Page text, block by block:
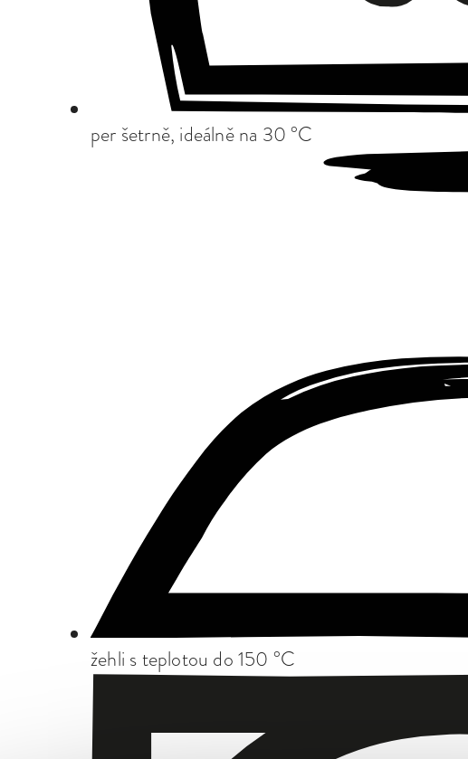
per šetrně, ideálně na 30 °C
žehli s teplotou do 150 °C